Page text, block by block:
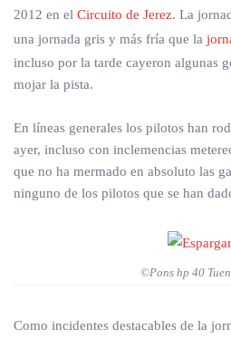
2012 en el Circuito de Jerez. La
una jornada gris y más fría que la
incluso por la tarde cayeron algunas
mojar la pista.
En líneas generales los pilotos han
ayer, incluso con inclemencias
que no ha mermado en absoluto las
ninguno de los pilotos que se han
©Pons hp 40
Como incidentes destacables de la